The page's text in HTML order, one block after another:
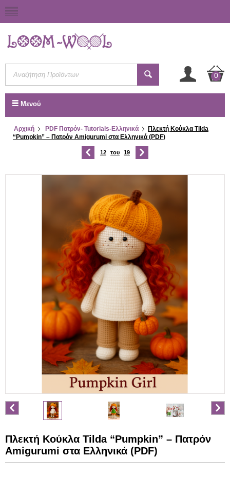
0
Μενού
Αρχική PDF Πατρόν- Tutorials-Ελληνικά
Πλεκτή Κούκλα Tilda
“Pumpkin” – Πατρόν Amigurumi στα Ελληνικά (PDF)
12 του 19
Πλεκτή Κούκλα Tilda “Pumpkin” – Πατρόν
Amigurumi στα Ελληνικά (PDF)